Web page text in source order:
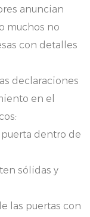
anuncian
muchos no
con detalles
declaraciones
en el
dentro de
sólidas y
las puertas con